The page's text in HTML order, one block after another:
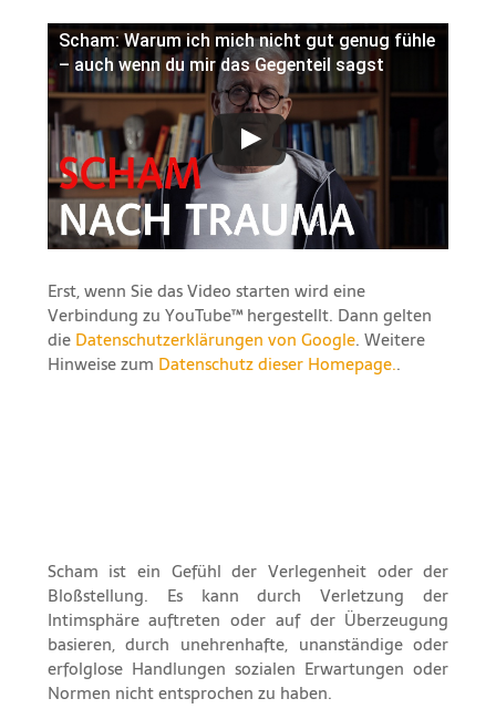
Scham: Warum ich mich nicht gut genug fühle
– auch wenn du mir das Gegenteil sagst
Erst, wenn Sie das Video starten wird eine
Verbindung zu YouTube™ hergestellt. Dann gelten
die Datenschutzerklärungen von Google. Weitere
Hinweise zum Datenschutz dieser Homepage..
Scham ist ein Gefühl der Verlegenheit oder der
Bloßstellung. Es kann durch Verletzung der
Intimsphäre auftreten oder auf der Überzeugung
basieren, durch unehrenhafte, unanständige oder
erfolglose Handlungen sozialen Erwartungen oder
Normen nicht entsprochen zu haben.